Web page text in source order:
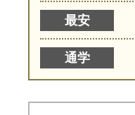
最安
通学